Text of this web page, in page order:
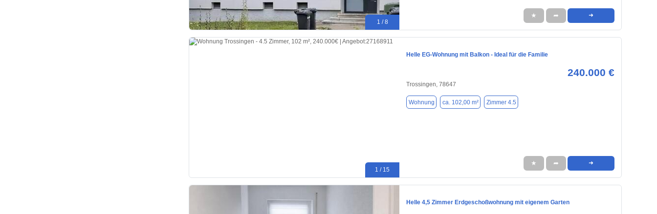
1 / 8
★ ➦ ➜
1 / 15
Helle EG‑Wohnung mit Balkon - Ideal für die Familie
240.000 €
Trossingen, 78647
Wohnung ca. 102,00 m² Zimmer 4.5
★ ➦ ➜
Helle 4,5 Zimmer Erdgeschoßwohnung mit eigenem Garten